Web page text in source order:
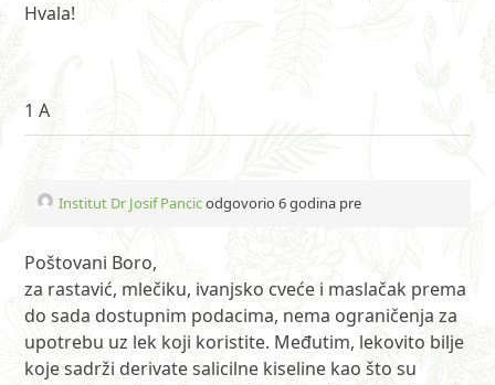
Hvala!
1 A
Institut Dr Josif Pancicodgovorio 6 godina pre
Poštovani Boro,
za rastavić, mlečiku, ivanjsko cveće i maslačak prema
do sada dostupnim podacima, nema ograničenja za
upotrebu uz lek koji koristite. Međutim, lekovito bilje
koje sadrži derivate salicilne kiseline kao što su